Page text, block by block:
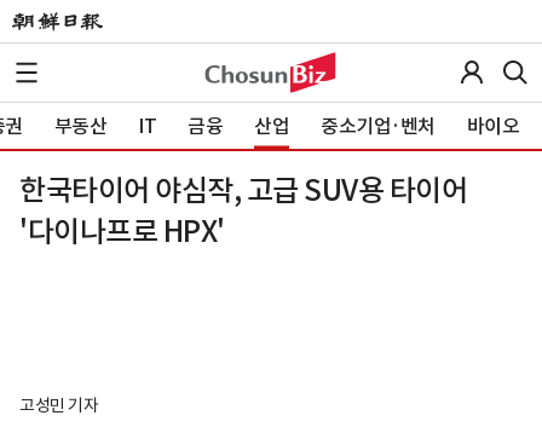
부동산 IT 금융 산업 중소기업·벤처 바이오
한국타이어 야심작, 고급 SUV용 타이어
'다이나프로 HPX'
고성민 기자